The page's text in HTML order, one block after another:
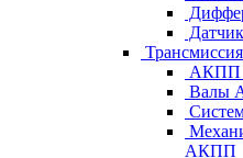
АКПП
Валы
АКПП